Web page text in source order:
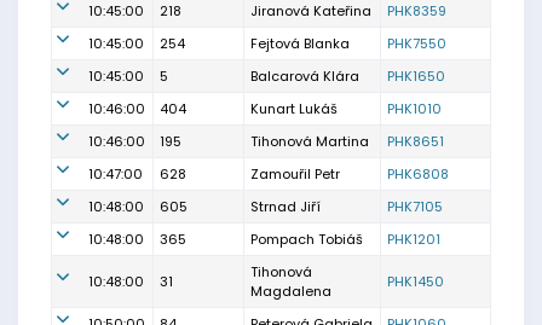
10:45:00
218 Jiranová Kateřina
PHK8359
10:45:00
254 Fejtová Blanka
PHK7550
10:45:00
5 Balcarová Klára
PHK1650
10:46:00
404 Kunart Lukáš
PHK1010
10:46:00
195 Tihonová Martina
PHK8651
10:47:00
628 Zamouřil Petr
PHK6808
10:48:00
605 Strnad Jiří
PHK7105
10:48:00
365 Pompach Tobiáš PHK1201
10:48:00 31
Tihonová
Magdalena
PHK1450